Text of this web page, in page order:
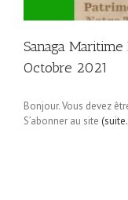
Sanaga
Octobre 2021
Bonjour. Vous devez
S’abonner au site